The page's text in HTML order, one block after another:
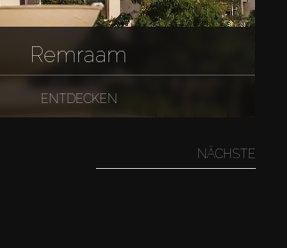
Remraam
ENTDECKEN
NÄCHSTE